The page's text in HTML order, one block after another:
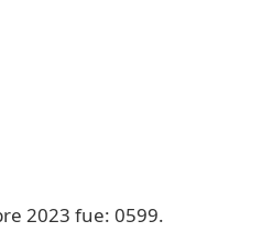
2023 fue: 0599.